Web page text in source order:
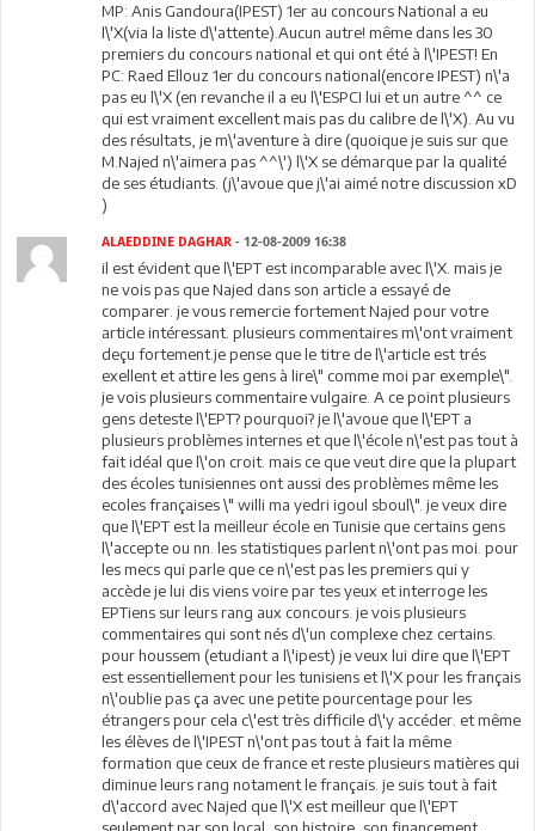
MP: Anis Gandoura(IPEST) 1er au concours National a eu
l\'X(via la liste d\'attente).Aucun autre! même dans les 30
premiers du concours national et qui ont été à l\'IPEST! En
PC: Raed Ellouz 1er du concours national(encore IPEST) n\'a
pas eu l\'X (en revanche il a eu l\'ESPCI lui et un autre ^^ ce
qui est vraiment excellent mais pas du calibre de l\'X). Au vu
des résultats, je m\'aventure à dire (quoique je suis sur que
M.Najed n\'aimera pas ^^\') l\'X se démarque par la qualité
de ses étudiants. (j\'avoue que j\'ai aimé notre discussion xD
)
ALAEDDINE DAGHAR - 12-08-2009 16:38
il est évident que l\'EPT est incomparable avec l\'X. mais je
ne vois pas que Najed dans son article a essayé de
comparer. je vous remercie fortement Najed pour votre
article intéressant. plusieurs commentaires m\'ont vraiment
deçu fortement.je pense que le titre de l\'article est trés
exellent et attire les gens à lire\" comme moi par exemple\".
je vois plusieurs commentaire vulgaire. A ce point plusieurs
gens deteste l\'EPT? pourquoi? je l\'avoue que l\'EPT a
plusieurs problèmes internes et que l\'école n\'est pas tout à
fait idéal que l\'on croit. mais ce que veut dire que la plupart
des écoles tunisiennes ont aussi des problèmes même les
ecoles françaises \" willi ma yedri igoul sboul\". je veux dire
que l\'EPT est la meilleur école en Tunisie que certains gens
l\'accepte ou nn. les statistiques parlent n\'ont pas moi. pour
les mecs qui parle que ce n\'est pas les premiers qui y
accède je lui dis viens voire par tes yeux et interroge les
EPTiens sur leurs rang aux concours. je vois plusieurs
commentaires qui sont nés d\'un complexe chez certains.
pour houssem (etudiant a l\'ipest) je veux lui dire que l\'EPT
est essentiellement pour les tunisiens et l\'X pour les français
n\'oublie pas ça avec une petite pourcentage pour les
étrangers pour cela c\'est très difficile d\'y accéder. et même
les élèves de l\'IPEST n\'ont pas tout à fait la même
formation que ceux de france et reste plusieurs matières qui
diminue leurs rang notament le français. je suis tout à fait
d\'accord avec Najed que l\'X est meilleur que l\'EPT